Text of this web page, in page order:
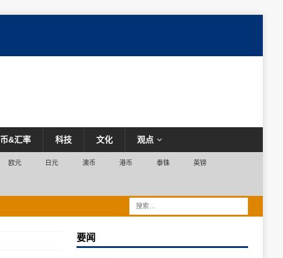
&汇率 科技 文化 观点
欧元 日元 澳币 港币 泰铢 英镑
要闻